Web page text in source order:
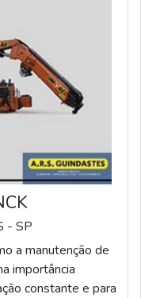
- SP
a manutenção de
importância
constante e para